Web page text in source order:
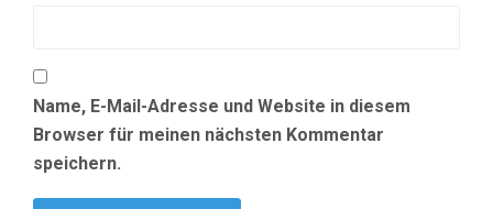
Name, E-Mail-Adresse und Website in diesem
Browser für meinen nächsten Kommentar
speichern.